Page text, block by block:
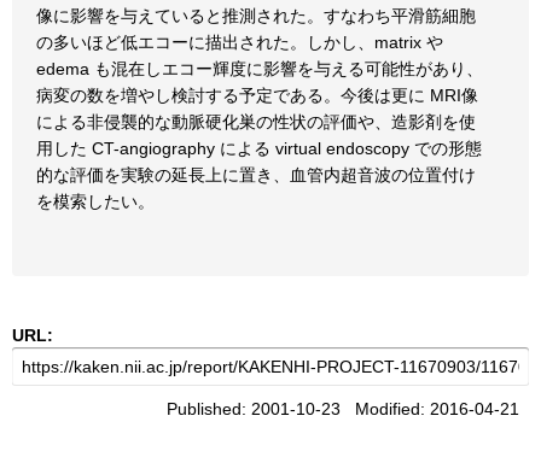
像に影響を与えていると推測された。すなわち平滑筋細胞
の多いほど低エコーに描出された。しかし、matrix や
edema も混在しエコー輝度に影響を与える可能性があり、
病変の数を増やし検討する予定である。今後は更に MRI像
による非侵襲的な動脈硬化巣の性状の評価や、造影剤を使
用した CT-angiography による virtual endoscopy での形態
的な評価を実験の延長上に置き、血管内超音波の位置付け
を模索したい。
URL:
Published: 2001-10-23 Modified: 2016-04-21